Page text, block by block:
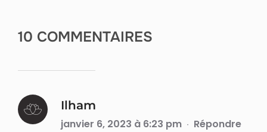
10 COMMENTAIRES
Ilham
janvier 6, 2023 à 6:23 pm · Répondre